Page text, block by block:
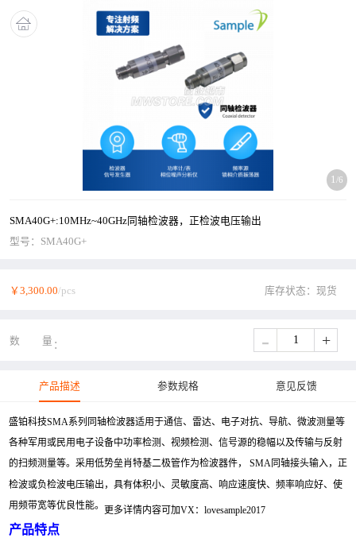
1/6
SMA40G+:10MHz~40GHz同轴检波器，正检波电压输出
型号： SMA40G+
￥3,300.00/pcs 库存状态：现货
数量 - +
产品描述 参数规格 意见反馈
盛铂科技SMA系列同轴检波器适用于通信、雷达、电子对抗、导航、微波测量等
各种军用或民用电子设备中功率检测、视频检测、信号源的稳幅以及传输与反射
的扫频测量等。采用低势垒肖特基二极管作为检波器件， SMA同轴接头输入，正
检波或负检波电压输出，具有体积小、灵敏度高、响应速度快、频率响应好、使
用频带宽等优良性能。 更多详情内容可加VX：lovesample2017
产品特点